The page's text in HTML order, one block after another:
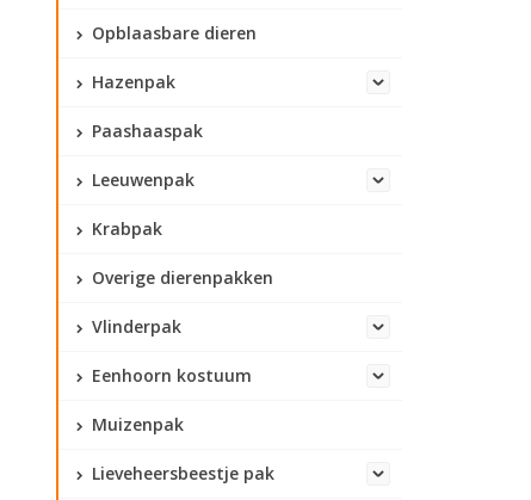
Opblaasbare dieren
Hazenpak
Paashaaspak
Leeuwenpak
Krabpak
Overige dierenpakken
Vlinderpak
Eenhoorn kostuum
Muizenpak
Lieveheersbeestje pak